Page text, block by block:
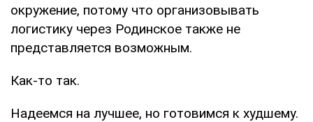
окружение, потому что организовывать
логистику через Родинское также не
представляется возможным.
Как-то так.
Надеемся на лучшее, но готовимся к худшему.